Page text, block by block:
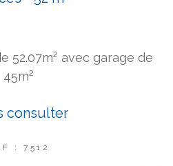
52.07m² avec garage de
45m²
consulter
: 7512